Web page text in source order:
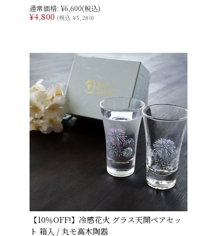
通常価格: ¥6,600(税込)
¥4,800 (税込 ¥5,280)
【10％OFF!】冷感花火 グラス天開ペアセッ
ト 箱入 / 丸モ高木陶器